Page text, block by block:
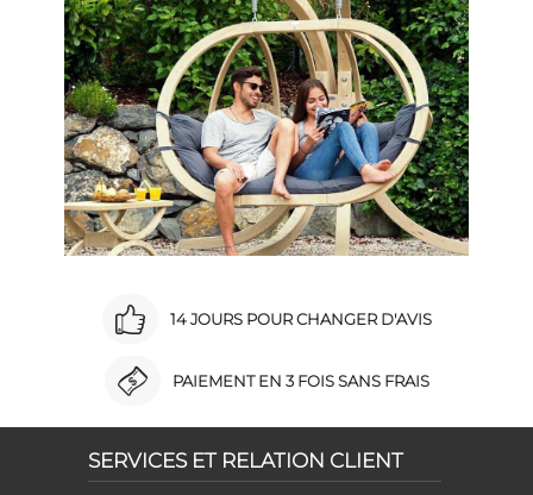
14 JOURS POUR CHANGER D'AVIS
PAIEMENT EN 3 FOIS SANS FRAIS
SERVICES ET RELATION CLIENT